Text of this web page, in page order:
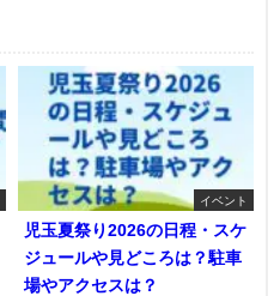
イベント
児玉夏祭り2026の日程・スケ
ジュールや見どころは？駐車
場やアクセスは？